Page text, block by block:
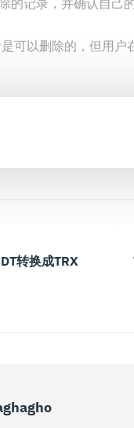
的记录，并确认自己
可以删除的，但用
转换成TRX